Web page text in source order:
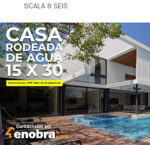
SCALA 8 SEIS
Dimensiones
m2 de construcción